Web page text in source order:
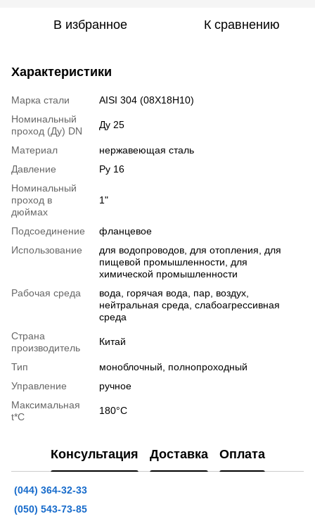
В избранное К сравнению
Характеристики
Марка стали
AISI 304 (08Х18Н10)
Номинальный
проход (Ду) DN
Ду 25
Материал
нержавеющая сталь
Давление
Ру 16
Номинальный
проход в
дюймах
1"
Подсоединение
фланцевое
Использование
для водопроводов, для отопления, для
пищевой промышленности, для
химической промышленности
Рабочая среда
вода, горячая вода, пар, воздух,
нейтральная среда, слабоагрессивная
среда
Страна
производитель
Китай
Тип
моноблочный, полнопроходный
Управление
ручное
Максимальная
t*C
180°С
Консультация Доставка Оплата
(044) 364-32-33
(050) 543-73-85